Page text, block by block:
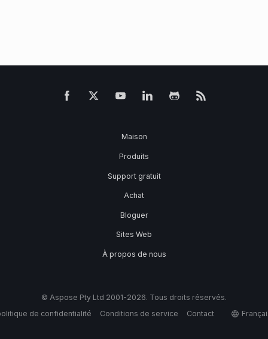
Maison
Produits
Support gratuit
Achat
Bloguer
Sites Web
À propos de nous
© Aspose Pty Ltd 2001-2026. Tous droits réservés.
de confidentialité
Conditions de service Contact